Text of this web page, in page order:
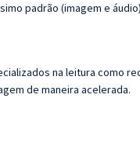
padrão (imagem e
na leitura como
de maneira acelerada.